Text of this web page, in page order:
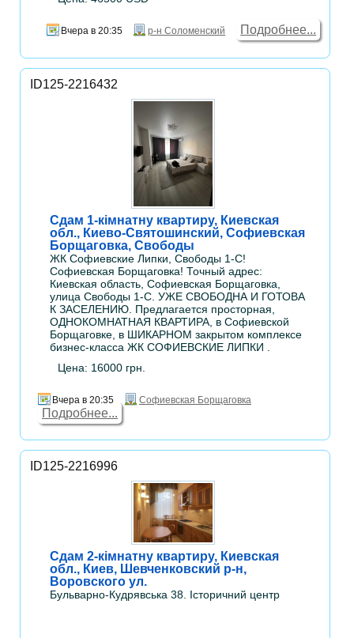
Вчера в 20:35 р-н Соломенский Подробнее...
ID125-2216432
Сдам 1-кімнатну квартиру, Киевская
обл., Киево-Святошинский, Софиевская
Борщаговка, Свободы
ЖК Софиевские Липки, Свободы 1-С!
Софиевская Борщаговка! Точный адрес:
Киевская область, Софиевская Борщаговка,
улица Свободы 1-С. УЖЕ СВОБОДНА И ГОТОВА
К ЗАСЕЛЕНИЮ. Предлагается просторная,
ОДНОКОМНАТНАЯ КВАРТИРА, в Софиевской
Борщаговке, в ШИКАРНОМ закрытом комплексе
бизнес-класса ЖК СОФИЕВСКИЕ ЛИПКИ .
Цена: 16000 грн.
Вчера в 20:35 Софиевская Борщаговка
Подробнее...
ID125-2216996
Сдам 2-кімнатну квартиру, Киевская
обл., Киев, Шевченковский р-н,
Воровского ул.
Бульварно-Кудрявська 38. Історичний центр